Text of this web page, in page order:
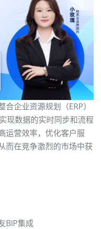
企业资源规划（ERP）
现数据的实时同步和流程
运营效率，优化客户服
而在竞争激烈的市场中获
BIP集成